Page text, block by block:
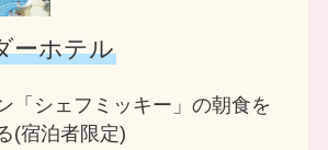
ーホテル
「シェフミッキー」の朝食を
(宿泊者限定)